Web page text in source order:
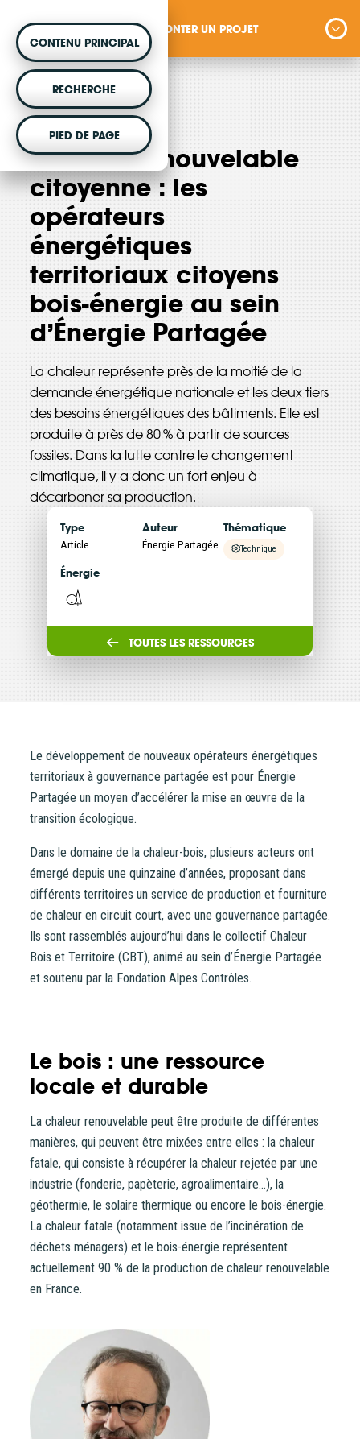
CONTENU PRINCIPAL
RECHERCHE
PIED DE PAGE
MONTER UN PROJET
Vous souhaitez être accompagné dans votre
projet d'énergie renouvelable citoyenne ?
VOTRE ARGENT AGIT
Vous souhaitez placer votre épargne au
service de la transition énergétique ?
DÉCOUVRIR
Énergie Partagée accompagne les initiatives
de production d'énergie renouvelable qui
associent les habitants et acteurs de leur
territoire.
ABONNEZ-VOUS À NOS NEWSLETTERS
Court-circuit EnRoute
comprendre les enjeux de l'énergie citoyenne, et
Votre email Valider
CONTACT
MONTER UN PROJET
Type
Article
Auteur
Énergie Partagée
Thématique
Technique
Énergie
TOUTES LES RESSOURCES
juin 2024
Chaleur renouvelable
citoyenne : les
opérateurs
énergétiques
territoriaux citoyens
bois-énergie au sein
d’Énergie Partagée
La chaleur représente près de la moitié de la
demande énergétique nationale et les deux tiers
des besoins énergétiques des bâtiments. Elle est
produite à près de 80 % à partir de sources
fossiles. Dans la lutte contre le changement
climatique, il y a donc un fort enjeu à
décarboner sa production.
Le développement de nouveaux opérateurs énergétiques
territoriaux à gouvernance partagée est pour Énergie
Partagée un moyen d’accélérer la mise en œuvre de la
transition écologique.
Dans le domaine de la chaleur-bois, plusieurs acteurs ont
émergé depuis une quinzaine d’années, proposant dans
différents territoires un service de production et fourniture
de chaleur en circuit court, avec une gouvernance partagée.
Ils sont rassemblés aujourd’hui dans le collectif Chaleur
Bois et Territoire (CBT), animé au sein d’Énergie Partagée
et soutenu par la Fondation Alpes Contrôles.
Le bois : une ressource
locale et durable
La chaleur renouvelable peut être produite de différentes
manières, qui peuvent être mixées entre elles : la chaleur
fatale, qui consiste à récupérer la chaleur rejetée par une
industrie (fonderie, papèterie, agroalimentaire…), la
géothermie, le solaire thermique ou encore le bois-énergie.
La chaleur fatale (notamment issue de l’incinération de
déchets ménagers) et le bois-énergie représentent
actuellement 90 % de la production de chaleur renouvelable
en France.